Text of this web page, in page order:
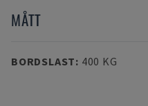
MÅTT
BORDSLAST: 400 KG